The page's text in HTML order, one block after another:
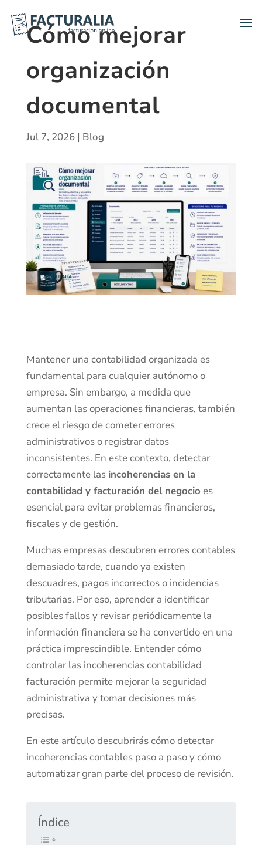
Cómo mejorar
organización
documental
Jul 7, 2026| Blog
Mantener una contabilidad organizada es
fundamental para cualquier autónomo o
empresa. Sin embargo, a medida que
aumentan las operaciones financieras, también
crece el riesgo de cometer errores
administrativos o registrar datos
inconsistentes. En este contexto, detectar
correctamente las incoherencias en la
contabilidad y facturación del negocio es
esencial para evitar problemas financieros,
fiscales y de gestión.
Muchas empresas descubren errores contables
demasiado tarde, cuando ya existen
descuadres, pagos incorrectos o incidencias
tributarias. Por eso, aprender a identificar
posibles fallos y revisar periódicamente la
información financiera se ha convertido en una
práctica imprescindible. Entender cómo
controlar las incoherencias contabilidad
facturación permite mejorar la seguridad
administrativa y tomar decisiones más
precisas.
En este artículo descubrirás cómo detectar
incoherencias contables paso a paso y cómo
automatizar gran parte del proceso de revisión.
Índice